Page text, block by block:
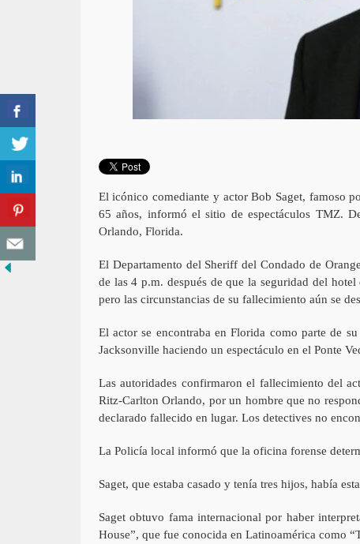
El icónico comediante y actor Bob Saget, famoso
65 años, informó el sitio de espectáculos TMZ.
Orlando, Florida.
El Departamento del Sheriff del Condado de
de las 4 p.m. después de que la seguridad del
pero las circunstancias de su fallecimiento aún se
El actor se encontraba en Florida como parte de
Jacksonville haciendo un espectáculo en el Ponte
Las autoridades confirmaron el fallecimiento del
Ritz-Carlton Orlando, por un hombre que no
declarado fallecido en lugar. Los detectives no
La Policía local informó que la oficina forense
Saget, que estaba casado y tenía tres hijos, había
Saget obtuvo fama internacional por haber
House”, que fue conocida en Latinoamérica como